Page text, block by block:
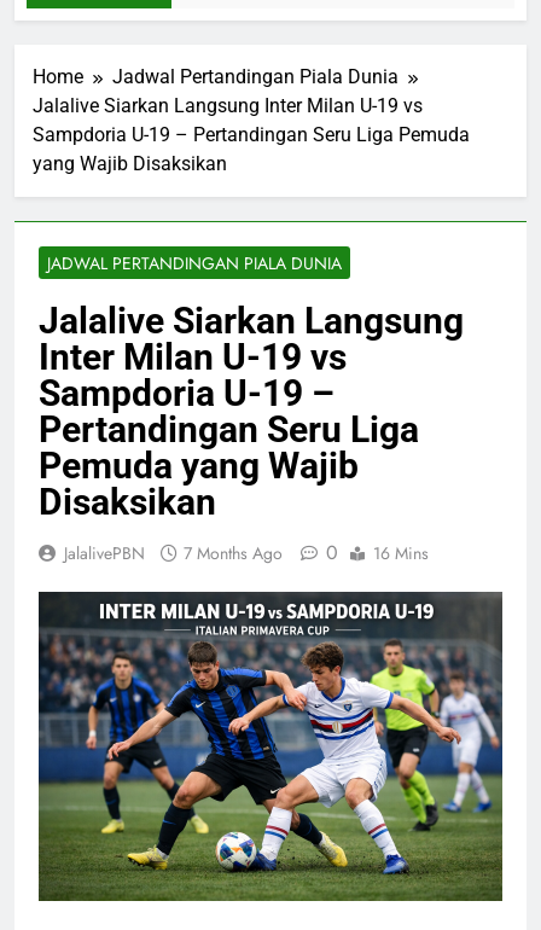
Home
Jadwal Pertandingan Piala Dunia
Jalalive Siarkan Langsung Inter Milan U-19 vs
Sampdoria U-19 – Pertandingan Seru Liga Pemuda
yang Wajib Disaksikan
JADWAL PERTANDINGAN PIALA DUNIA
Jalalive Siarkan Langsung
Inter Milan U-19 vs
Sampdoria U-19 –
Pertandingan Seru Liga
Pemuda yang Wajib
Disaksikan
JalalivePBN 7 Months Ago 0 16 Mins